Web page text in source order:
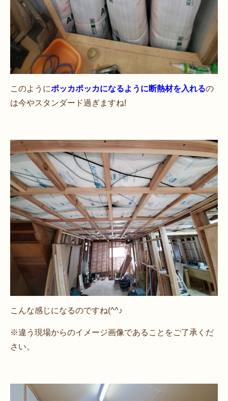
このようにポッカポッカになるように断熱材を入れるの
は今やスタンダード過ぎますね!
こんな感じになるのですね(^^♪
※違う現場からのイメージ画像であることをご了承くだ
さい。